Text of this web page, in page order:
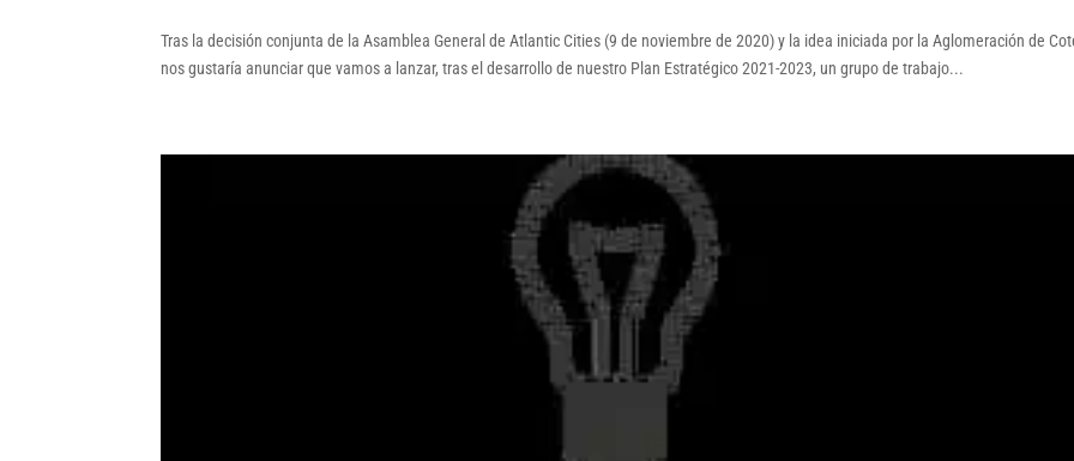
Tras la decisión conjunta de la Asamblea General de Atlantic Cities (9 de noviembre de 2020) y la idea iniciada por la Aglomeración de
nos gustaría anunciar que vamos a lanzar, tras el desarrollo de nuestro Plan Estratégico 2021-2023, un grupo de trabajo...